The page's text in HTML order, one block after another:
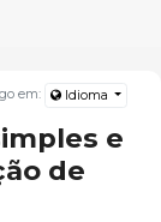
em: Idioma
e
de